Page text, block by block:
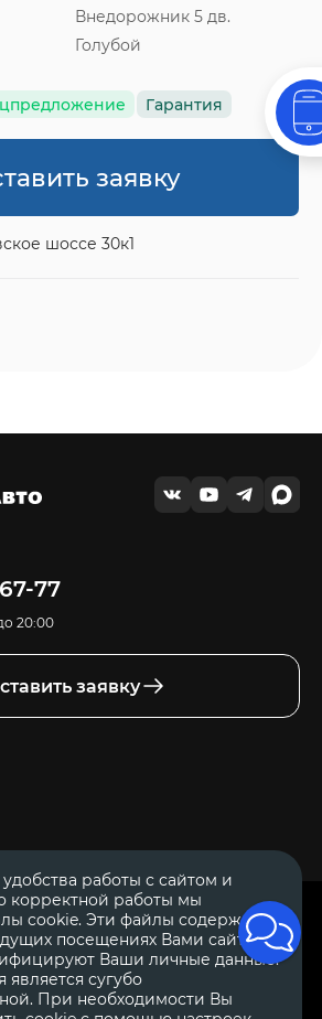
Внедорожник 5 дв.
Голубой
Гарантия
заявку
шоссе 30к1
77
20:00
заявку
Авто» — автосалон. Все права защищены.
на то, что данный Интернет-сайт
информационный характер и ни при
публичной офертой, определяемой
работы с сайтом и
корректной работы мы
cookie. Эти файлы содержат
посещениях Вами сайта.
Ваши личные данные.
сугубо
При необходимости Вы